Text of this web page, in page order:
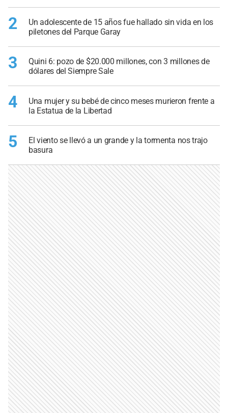
2
Un adolescente de 15 años fue hallado sin vida en los
piletones del Parque Garay
3
Quini 6: pozo de $20.000 millones, con 3 millones de
dólares del Siempre Sale
4
Una mujer y su bebé de cinco meses murieron frente a
la Estatua de la Libertad
5
El viento se llevó a un grande y la tormenta nos trajo
basura